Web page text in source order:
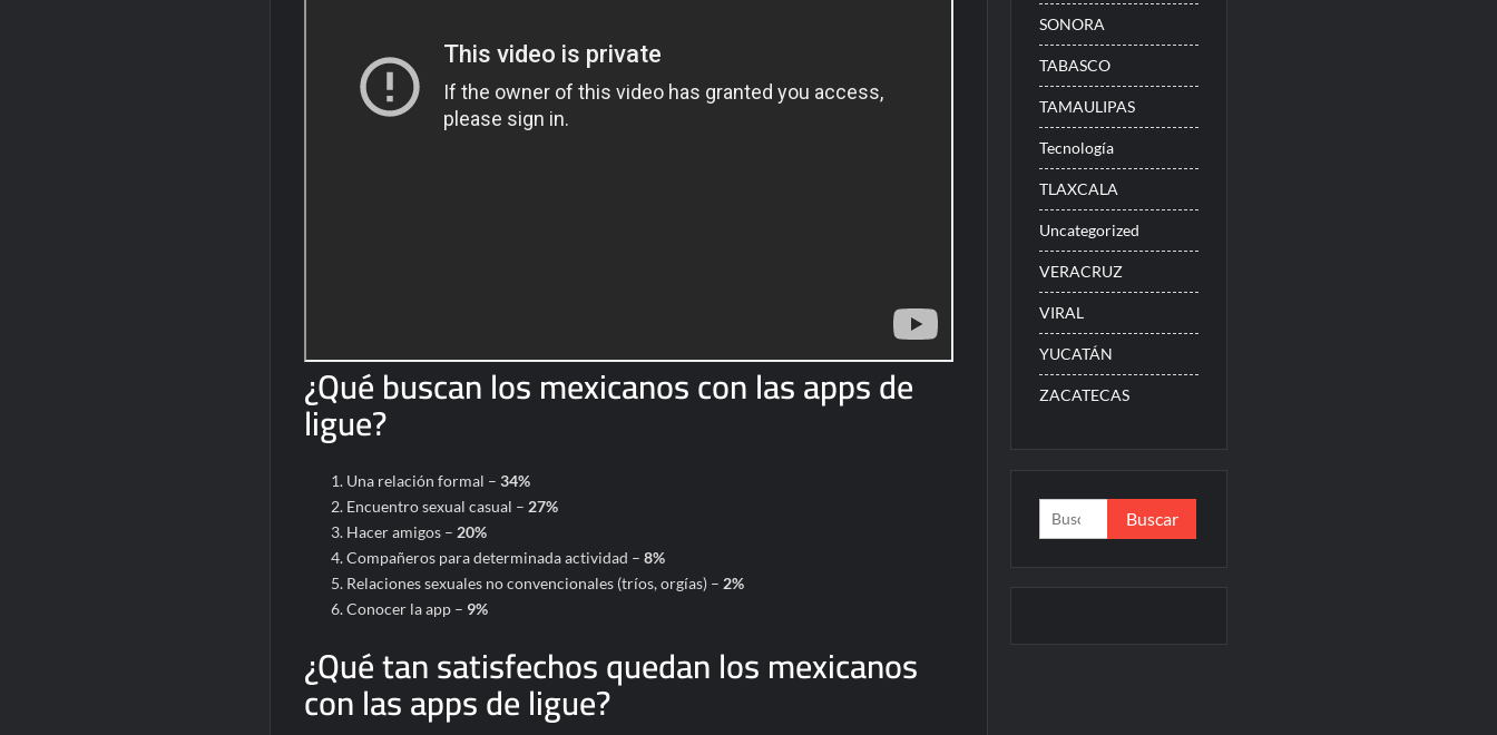
¿Qué buscan los mexicanos con las apps de
ligue?
Una relación formal –34%
Encuentro sexual casual – 27%
Hacer amigos – 20%
Compañeros para determinada actividad –8%
Relaciones sexuales no convencionales (tríos, orgías) – 2%
Conocer la app – 9%
¿Qué tan satisfechos quedan los mexicanos
con las apps de ligue?
SONORA
TABASCO
TAMAULIPAS
Tecnología
TLAXCALA
Uncategorized
VERACRUZ
VIRAL
YUCATÁN
ZACATECAS
Buscar: